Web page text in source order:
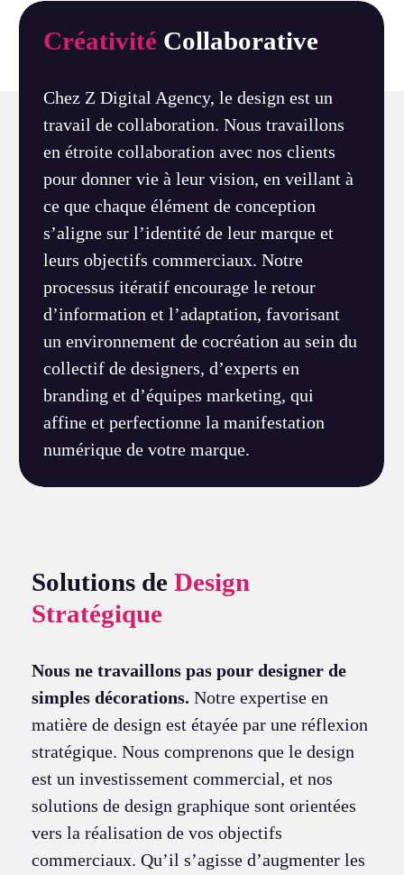
Créativité Collaborative
Chez Z Digital Agency, le design est un
travail de collaboration. Nous travaillons
en étroite collaboration avec nos clients
pour donner vie à leur vision, en veillant à
ce que chaque élément de conception
s’aligne sur l’identité de leur marque et
leurs objectifs commerciaux. Notre
processus itératif encourage le retour
d’information et l’adaptation, favorisant
un environnement de cocréation au sein du
collectif de designers, d’experts en
branding et d’équipes marketing, qui
affine et perfectionne la manifestation
numérique de votre marque.
Solutions de Design
Stratégique
Nous ne travaillons pas pour designer de
simples décorations. Notre expertise en
matière de design est étayée par une réflexion
stratégique. Nous comprenons que le design
est un investissement commercial, et nos
solutions de design graphique sont orientées
vers la réalisation de vos objectifs
commerciaux. Qu’il s’agisse d’augmenter les